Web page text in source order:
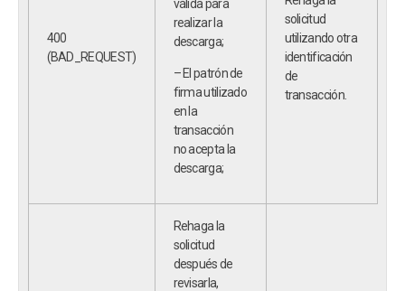
400
(BAD_REQUEST)
válida para
realizar la
descarga;
– El patrón de
firma utilizado
en la
transacción
no acepta la
descarga;
solicitud
utilizando otra
identificación
de
transacción.
Rehaga la
solicitud
después de
revisarla,